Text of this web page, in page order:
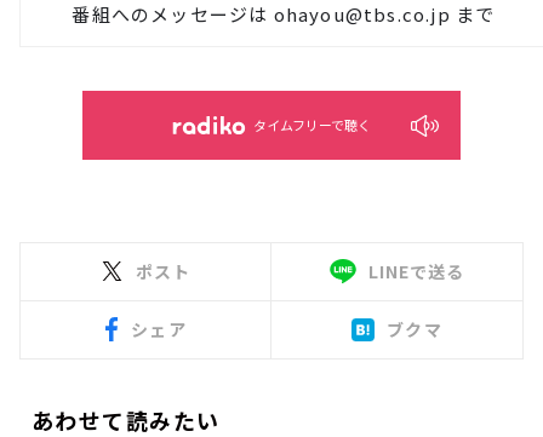
番組へのメッセージは ohayou@tbs.co.jp まで
タイムフリーで聴く
ポスト LINEで送る
シェア ブクマ
あわせて読みたい